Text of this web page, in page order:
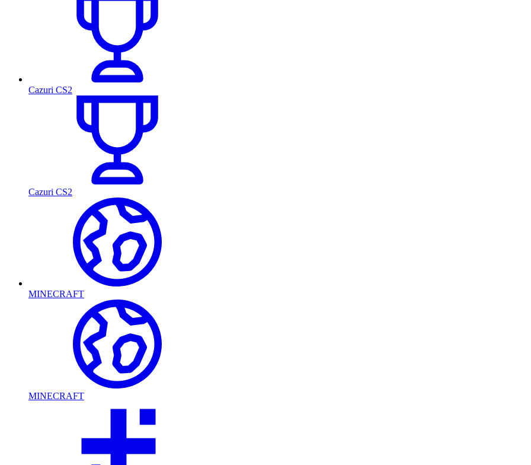
Cazuri CS2
Cazuri CS2
MINECRAFT
MINECRAFT